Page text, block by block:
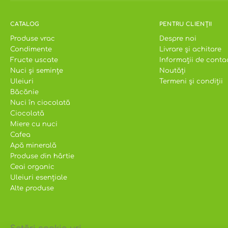
Fibre:
Proteine:
A se păstra în loc uscat şi bine ventilat,
Termen de valabilitate: 20 luni. Data fabricării: a
CATALOG
Produse vrac
Condimente
Fructe uscate
Nuci și semințe
Uleiuri
Băcănie
Nuci în ciocolată
Ciocolată
Miere cu nuci
Cafea
Apă minerală
Produse din hârtie
Ceai organic
Uleiuri esențiale
Alte produse
PENTRU CLIENȚII
Despre noi
Livrare și achitare
Informații de
Noutăți
Termeni și condiții